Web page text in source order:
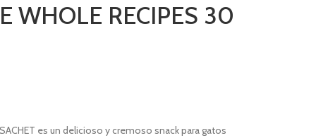
WHOLE RECIPES 30
SACHET es un delicioso y cremoso snack para gatos